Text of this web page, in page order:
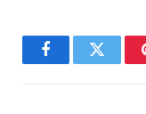
FacebookTwitter